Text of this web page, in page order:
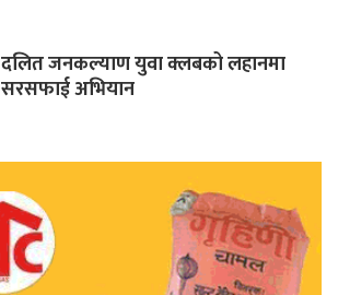
दलित जनकल्याण युवा क्लबको लहानमा
सरसफाई अभियान